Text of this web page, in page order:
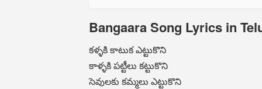
Bangaara Song Lyrics in
కళ్ళకి కాటుక ఎట్టుకొని
కాళ్ళకి పట్టీలు కట్టుకొని
సెవులకు కమ్మలు ఎట్టుకొని